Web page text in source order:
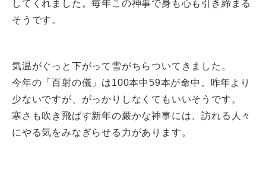
してくれました。毎年この神事で身も心も引き締まる
そうです。
気温がぐっと下がって雪がちらついてきました。
今年の「百射の儀」は100本中59本が命中。昨年より
少ないですが、がっかりしなくてもいいそうです。
寒さも吹き飛ばす新年の厳かな神事には、訪れる人々
にやる気をみなぎらせる力があります。